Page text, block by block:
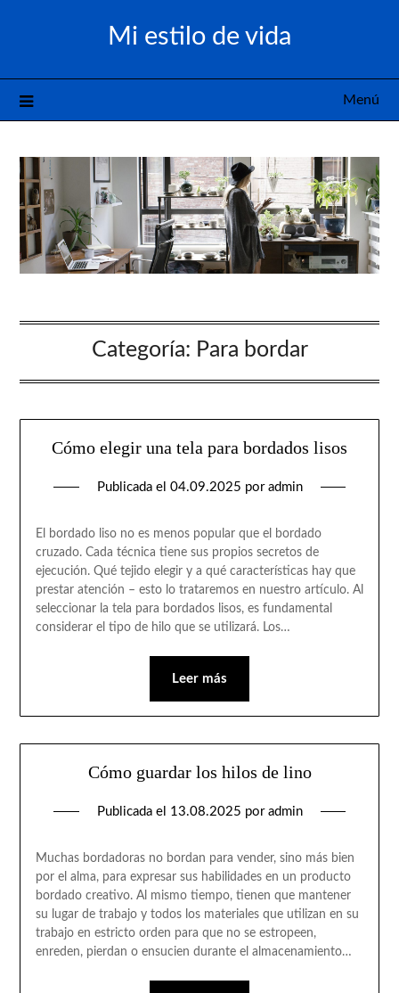
Mi estilo de vida
Menú
Categoría: Para bordar
Cómo elegir una tela para bordados lisos
Publicada el 04.09.2025 por admin
El bordado liso no es menos popular que el bordado
cruzado. Cada técnica tiene sus propios secretos de
ejecución. Qué tejido elegir y a qué características hay que
prestar atención – esto lo trataremos en nuestro artículo. Al
seleccionar la tela para bordados lisos, es fundamental
considerar el tipo de hilo que se utilizará. Los…
Leer más
Cómo guardar los hilos de lino
Publicada el 13.08.2025 por admin
Muchas bordadoras no bordan para vender, sino más bien
por el alma, para expresar sus habilidades en un producto
bordado creativo. Al mismo tiempo, tienen que mantener
su lugar de trabajo y todos los materiales que utilizan en su
trabajo en estricto orden para que no se estropeen,
enreden, pierdan o ensucien durante el almacenamiento…